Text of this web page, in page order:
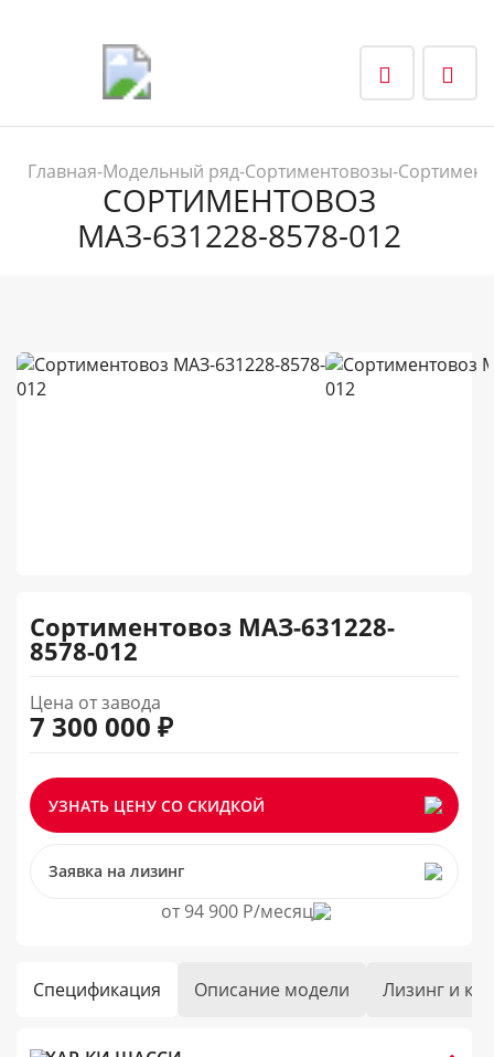
Главная-Модельный ряд-Сортиментовозы-
СОРТИМЕНТОВОЗ
МАЗ-631228-8578-012
Сортиментовоз МАЗ-631228-
8578-012
Цена от завода
7 300 000 ₽
УЗНАТЬ ЦЕНУ СО СКИДКОЙ
Заявка на лизинг
от 94 900 Р/месяц
Спецификация Описание модели Лизинг и